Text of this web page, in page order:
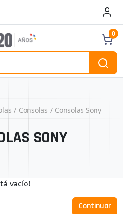
0
Consolas Consolas Sony
SONY
vacío!
Continuar